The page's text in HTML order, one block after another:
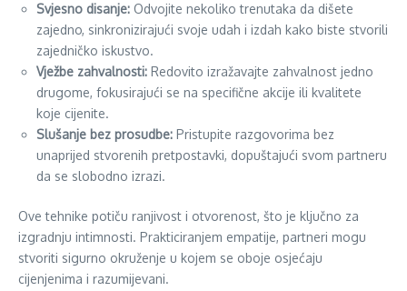
Svjesno disanje: Odvojite nekoliko trenutaka da dišete
zajedno, sinkronizirajući svoje udah i izdah kako biste stvorili
zajedničko iskustvo.
Vježbe zahvalnosti: Redovito izražavajte zahvalnost jedno
drugome, fokusirajući se na specifične akcije ili kvalitete
koje cijenite.
Slušanje bez prosudbe: Pristupite razgovorima bez
unaprijed stvorenih pretpostavki, dopuštajući svom partneru
da se slobodno izrazi.
Ove tehnike potiču ranjivost i otvorenost, što je ključno za
izgradnju intimnosti. Prakticiranjem empatije, partneri mogu
stvoriti sigurno okruženje u kojem se oboje osjećaju
cijenjenima i razumijevani.